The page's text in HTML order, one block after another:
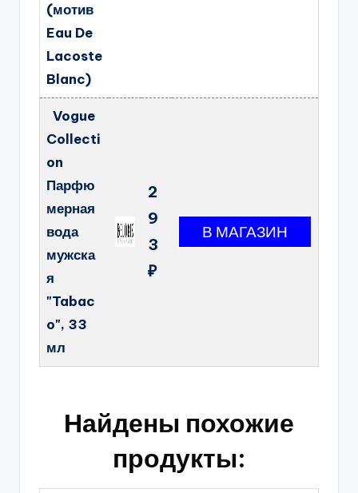
(мотив
Eau De
Lacoste
Blanc)
Vogue
Collecti
on
Парфю
мерная
вода
мужска
я
"Tabac
o", 33
мл
2
9
3
₽
Найдены похожие
продукты: